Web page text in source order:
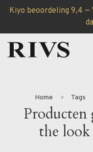
Kiyo beoordeling 9,4 —
Home Tags
Producten
the